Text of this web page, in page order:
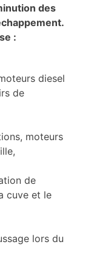
des
:
diesel
de
moteurs
de
cuve et le
lors du